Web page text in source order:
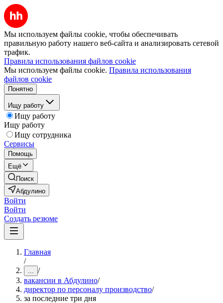
Мы используем файлы cookie, чтобы обеспечивать
правильную работу нашего веб-сайта и анализировать сетевой
трафик.
Правила использования файлов cookie
Мы используем файлы cookie. Правила использования
файлов cookie
Понятно
Ищу работу
Ищу работу
Ищу работу
Ищу сотрудника
Сервисы
Помощь
Ещё
Поиск
Абдулино
Войти
Войти
Создать резюме
Главная
/
... /
вакансии в Абдулино/
директор по персоналу производство/
за последние три дня